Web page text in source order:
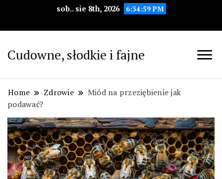
sob.. sie 8th, 2026 6:35:00 PM
Cudowne, słodkie i fajne
Home Zdrowie
Miód na przeziębienie jak
podawać?